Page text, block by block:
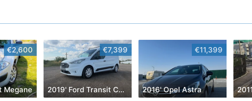
€2,600
Megane
€7,399
2019' Ford Transit Connect
€11,399
2016' Opel Astra